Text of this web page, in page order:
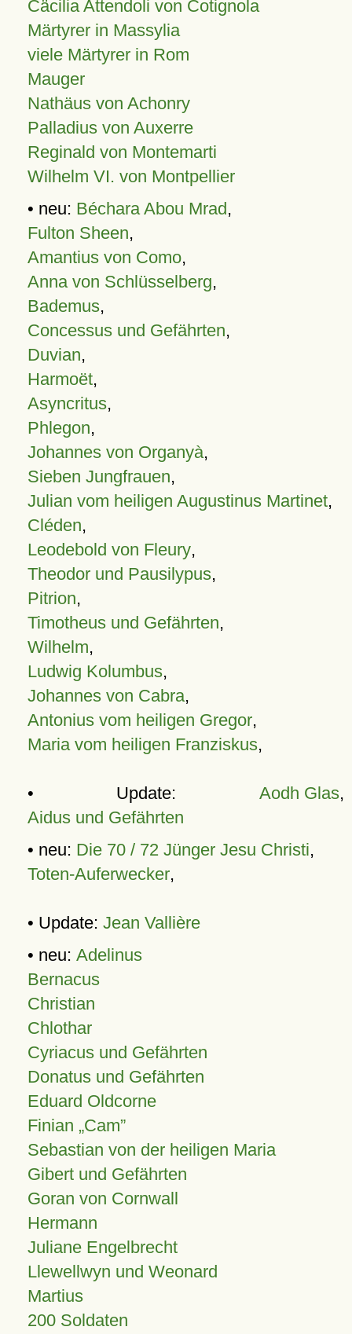
Cäcilia Attendoli von Cotignola
Märtyrer in Massylia
viele Märtyrer in Rom
Mauger
Nathäus von Achonry
Palladius von Auxerre
Reginald von Montemarti
Wilhelm VI. von Montpellier
• neu: Béchara Abou Mrad,
Fulton Sheen,
Amantius von Como,
Anna von Schlüsselberg,
Bademus,
Concessus und Gefährten,
Duvian,
Harmoët,
Asyncritus,
Phlegon,
Johannes von Organyà,
Sieben Jungfrauen,
Julian vom heiligen Augustinus Martinet,
Cléden,
Leodebold von Fleury,
Theodor und Pausilypus,
Pitrion,
Timotheus und Gefährten,
Wilhelm,
Ludwig Kolumbus,
Johannes von Cabra,
Antonius vom heiligen Gregor,
Maria vom heiligen Franziskus,
• Update: Aodh Glas,
Aidus und Gefährten
• neu: Die 70 / 72 Jünger Jesu Christi,
Toten-Auferwecker,
• Update: Jean Vallière
• neu: Adelinus
Bernacus
Christian
Chlothar
Cyriacus und Gefährten
Donatus und Gefährten
Eduard Oldcorne
Finian Cam
Sebastian von der heiligen Maria
Gibert und Gefährten
Goran von Cornwall
Hermann
Juliane Engelbrecht
Llewellwyn und Weonard
Martius
200 Soldaten